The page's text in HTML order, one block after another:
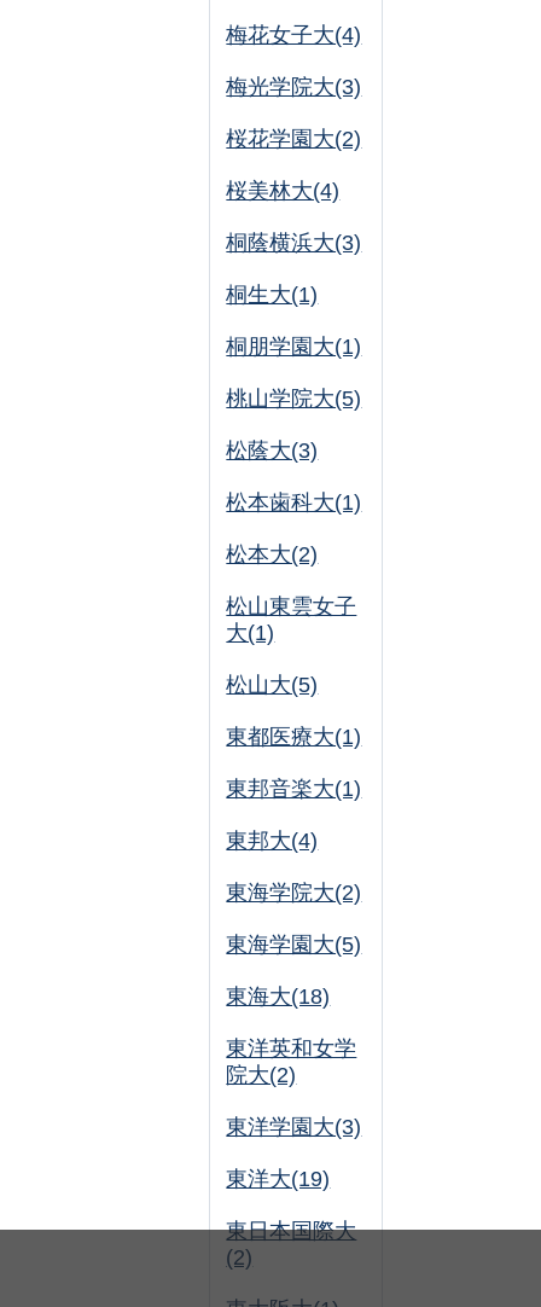
梅花女子大(4)
梅光学院大(3)
桜花学園大(2)
桜美林大(4)
桐蔭横浜大(3)
桐生大(1)
桐朋学園大(1)
桃山学院大(5)
松蔭大(3)
松本歯科大(1)
松本大(2)
松山東雲女子
大(1)
松山大(5)
東都医療大(1)
東邦音楽大(1)
東邦大(4)
東海学院大(2)
東海学園大(5)
東海大(18)
東洋英和女学
院大(2)
東洋学園大(3)
東洋大(19)
東日本国際大
(2)